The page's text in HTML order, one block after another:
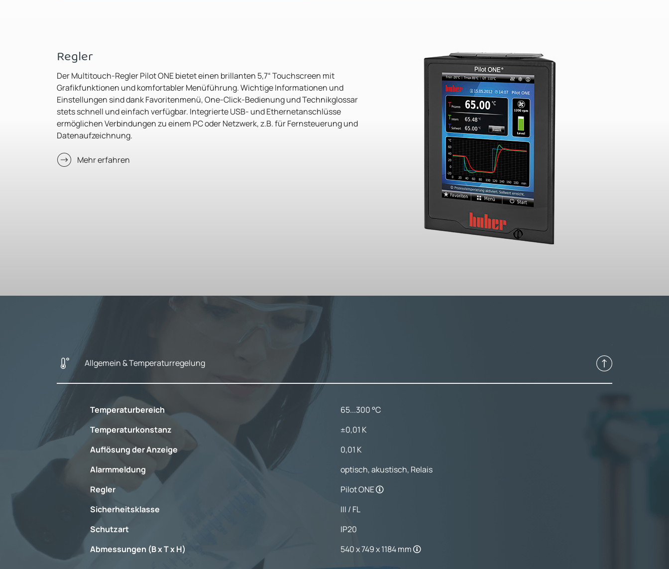
Regler
Der Multitouch-Regler Pilot ONE bietet einen brillanten 5,7“ Touchscreen mit
Grafikfunktionen und komfortabler Menüführung. Wichtige Informationen und
Einstellungen sind dank Favoritenmenü, One-Click-Bedienung und Technikglossar
stets schnell und einfach verfügbar. Integrierte USB- und Ethernetanschlüsse
ermöglichen Verbindungen zu einem PC oder Netzwerk, z.B. für Fernsteuerung und
Datenaufzeichnung.
Mehr erfahren
Allgemein & Temperaturregelung
Temperaturbereich
65...300 °C
Temperaturkonstanz
±0,01 K
Auflösung der Anzeige
0,01 K
Alarmmeldung
optisch, akustisch, Relais
Regler
Pilot ONE
Sicherheitsklasse
III / FL
Schutzart
IP20
Abmessungen (B x T x H)
540 x 749 x 1184 mm